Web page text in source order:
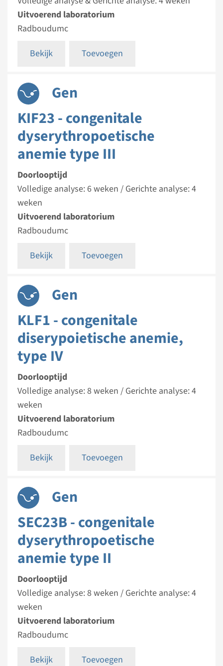
Uitvoerend laboratorium
Radboudumc
Bekijk
Toevoegen
Gen
KIF23 - congenitale
dyserythropoetische
anemie type III
Doorlooptijd
Volledige analyse: 6 weken / Gerichte analyse: 4
weken
Uitvoerend laboratorium
Radboudumc
Bekijk
Toevoegen
Gen
KLF1 - congenitale
diserypoietische anemie,
type IV
Doorlooptijd
Volledige analyse: 8 weken / Gerichte analyse: 4
weken
Uitvoerend laboratorium
Radboudumc
Bekijk
Toevoegen
Gen
SEC23B - congenitale
dyserythropoetische
anemie type II
Doorlooptijd
Volledige analyse: 8 weken / Gerichte analyse: 4
weken
Uitvoerend laboratorium
Radboudumc
Bekijk
Toevoegen